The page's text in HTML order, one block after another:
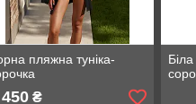
пляжна туніка-
₴